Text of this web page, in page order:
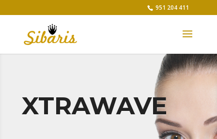
951 204 411
XTRAWAVE